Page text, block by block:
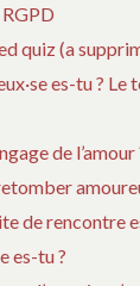
quiz (a
es-tu ?
de l’amour
de rencontre
es-tu ?